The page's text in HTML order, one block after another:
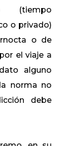
(tiempo
o privado)
o de
el viaje a
alguno
norma no
debe